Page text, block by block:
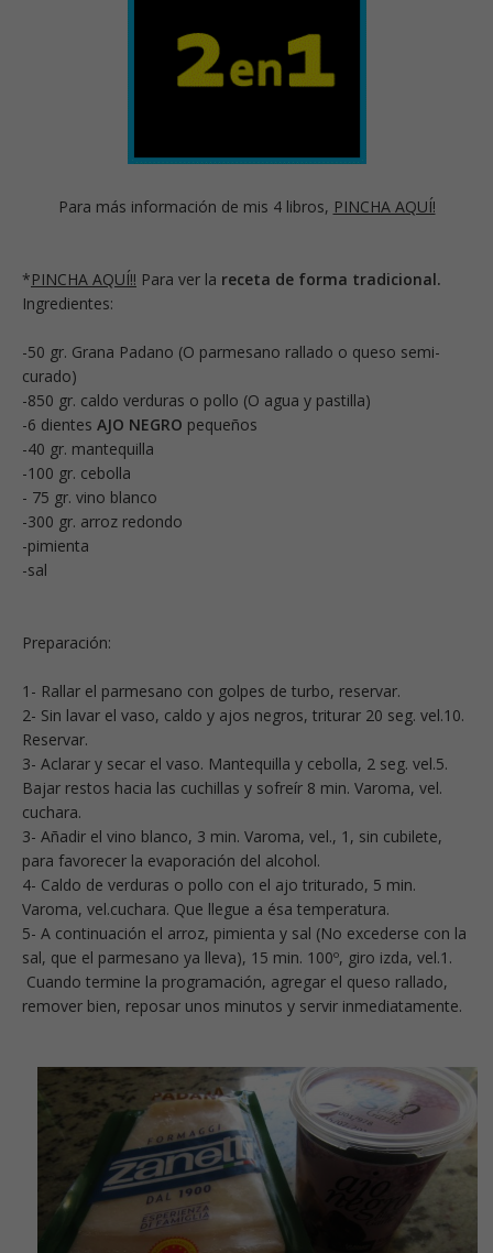
Para más información de mis 4 libros, PINCHA AQUÍ!
*PINCHA AQUÍ!! Para ver la receta de forma tradicional.
Ingredientes:
-50 gr. Grana Padano (O parmesano rallado o queso semi-
curado)
-850 gr. caldo verduras o pollo (O agua y pastilla)
-6 dientes AJO NEGRO pequeños
-40 gr. mantequilla
-100 gr. cebolla
- 75 gr. vino blanco
-300 gr. arroz redondo
-pimienta
-sal
Preparación:
1- Rallar el parmesano con golpes de turbo, reservar.
2- Sin lavar el vaso, caldo y ajos negros, triturar 20 seg. vel.10.
Reservar.
3- Aclarar y secar el vaso. Mantequilla y cebolla, 2 seg. vel.5.
Bajar restos hacia las cuchillas y sofreír 8 min. Varoma, vel.
cuchara.
3- Añadir el vino blanco, 3 min. Varoma, vel., 1, sin cubilete,
para favorecer la evaporación del alcohol.
4- Caldo de verduras o pollo con el ajo triturado, 5 min.
Varoma, vel.cuchara. Que llegue a ésa temperatura.
5- A continuación el arroz, pimienta y sal (No excederse con la
sal, que el parmesano ya lleva), 15 min. 100º, giro izda, vel.1.
Cuando termine la programación, agregar el queso rallado,
remover bien, reposar unos minutos y servir inmediatamente.